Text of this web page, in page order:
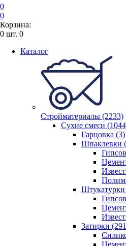
0
0
Корзина:
0 шт. 0
Каталог
Стройматериалы (2233)
Сухие смеси
Гарцовка (3)
Шпаклевки
Штукатурки
Затирки